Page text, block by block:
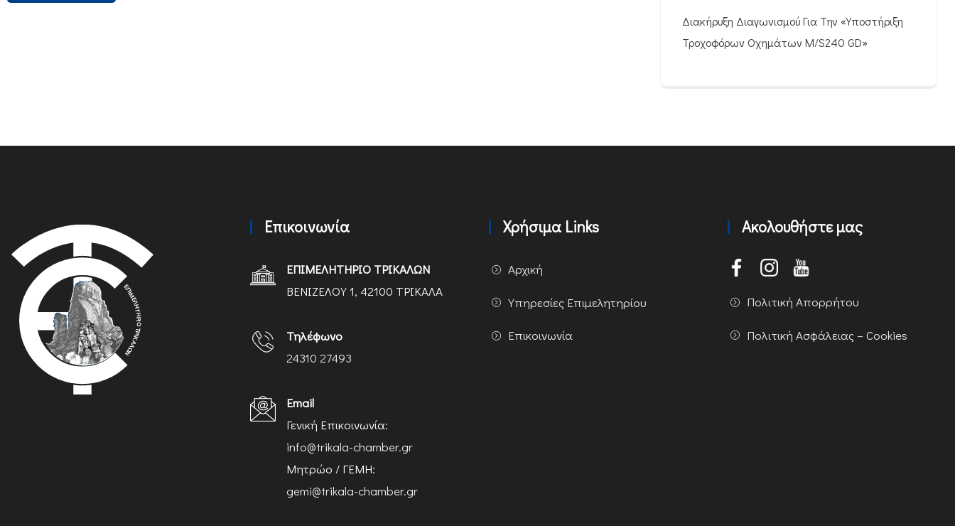
Διακήρυξη Διαγωνισμού Για Την «Υποστήριξη
Τροχοφόρων Οχημάτων M/S240 GD»
Επικοινωνία
ΕΠΙΜΕΛΗΤΗΡΙΟ ΤΡΙΚΑΛΩΝ
ΒΕΝΙΖΕΛΟΥ 1, 42100 ΤΡΙΚΑΛΑ
Τηλέφωνο
24310 27493
Email
Γενική Επικοινωνία:
info@trikala-chamber.gr
Μητρώο / ΓΕΜΗ:
gemi@trikala-chamber.gr
Χρήσιμα Links
Αρχική
Υπηρεσίες Επιμελητηρίου
Επικοινωνία
Ακολουθήστε μας
Πολιτική Απορρήτου
Πολιτική Ασφάλειας – Cookies